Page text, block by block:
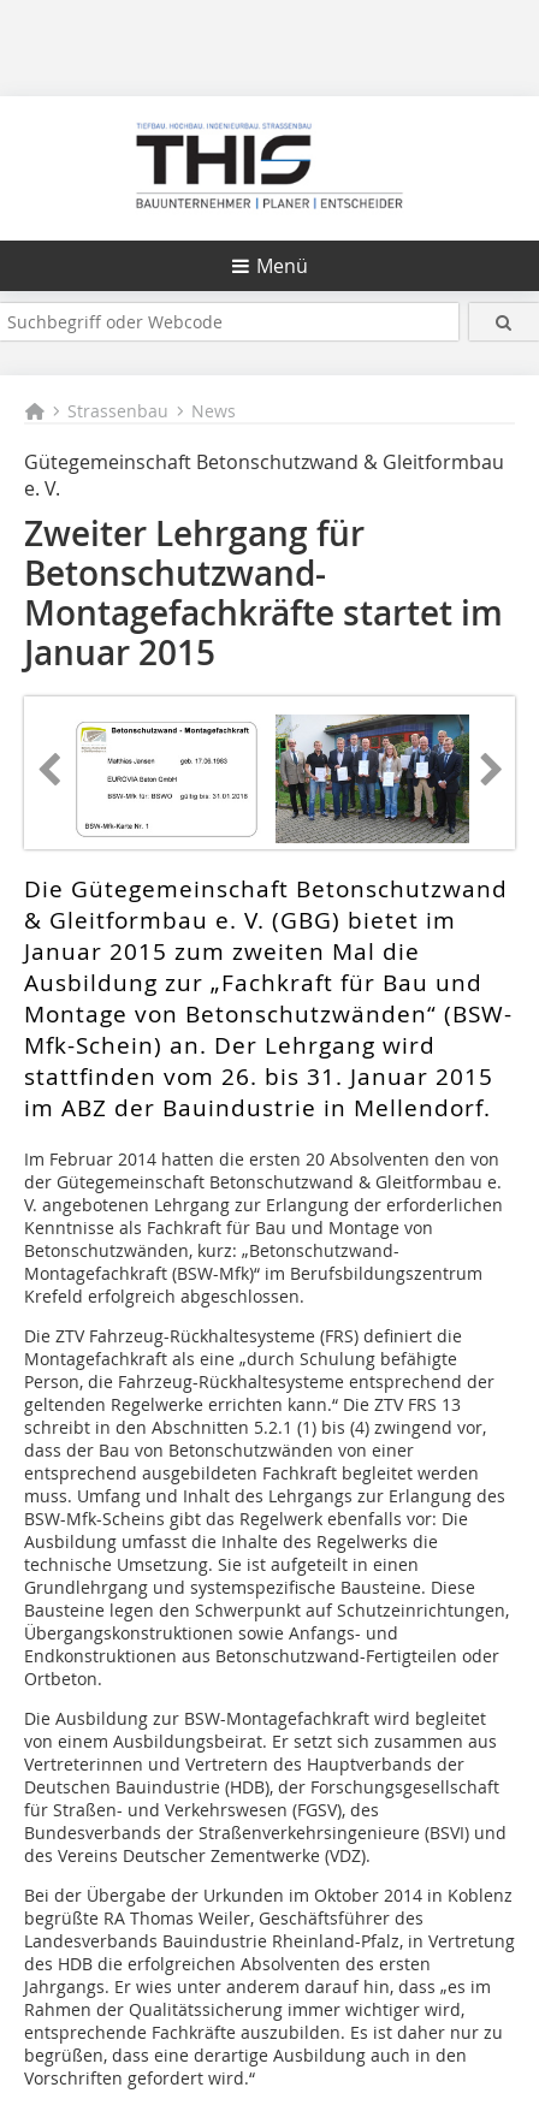
Menü
Strassenbau News
Gütegemeinschaft Betonschutzwand & Gleitformbau
e. V.
Zweiter Lehrgang für
Betonschutzwand-
Montagefachkräfte startet im
Januar 2015
Die Gütegemeinschaft Betonschutzwand
& Gleitformbau e. V. (GBG) bietet im
Januar 2015 zum zweiten Mal die
Ausbildung zur „Fachkraft für Bau und
Montage von Betonschutzwänden“ (BSW-
Mfk-Schein) an. Der Lehrgang wird
stattfinden vom 26. bis 31. Januar 2015
im ABZ der Bauindustrie in Mellendorf.
Im Februar 2014 hatten die ersten 20 Absolventen den von
der Gütegemeinschaft Betonschutzwand & Gleitformbau e.
V. angebotenen Lehrgang zur Erlangung der erforderlichen
Kenntnisse als Fachkraft für Bau und Montage von
Betonschutzwänden, kurz: „Betonschutzwand-
Montagefachkraft (BSW-Mfk)“ im Berufsbildungszentrum
Krefeld erfolgreich abgeschlossen.
Die ZTV Fahrzeug-Rückhaltesysteme (FRS) definiert die
Montagefachkraft als eine „durch Schulung befähigte
Person, die Fahrzeug-Rückhaltesysteme entsprechend der
geltenden Regelwerke errichten kann.“ Die ZTV FRS 13
schreibt in den Abschnitten 5.2.1 (1) bis (4) zwingend vor,
dass der Bau von Betonschutzwänden von einer
entsprechend ausgebildeten Fachkraft begleitet werden
muss. Umfang und Inhalt des Lehrgangs zur Erlangung des
BSW-Mfk-Scheins gibt das Regelwerk ebenfalls vor: Die
Ausbildung umfasst die Inhalte des Regelwerks die
technische Umsetzung. Sie ist aufgeteilt in einen
Grundlehrgang und systemspezifische Bausteine. Diese
Bausteine legen den Schwerpunkt auf Schutzeinrichtungen,
Übergangskonstruktionen sowie Anfangs- und
Endkonstruktionen aus Betonschutzwand-Fertigteilen oder
Ortbeton.
Die Ausbildung zur BSW-Montagefachkraft wird begleitet
von einem Ausbildungsbeirat. Er setzt sich zusammen aus
Vertreterinnen und Vertretern des Hauptverbands der
Deutschen Bauindustrie (HDB), der Forschungsgesellschaft
für Straßen- und Verkehrswesen (FGSV), des
Bundesverbands der Straßenverkehrsingenieure (BSVI) und
des Vereins Deutscher Zementwerke (VDZ).
Bei der Übergabe der Urkunden im Oktober 2014 in Koblenz
begrüßte RA Thomas Weiler, Geschäftsführer des
Landesverbands Bauindustrie Rheinland-Pfalz, in Vertretung
des HDB die erfolgreichen Absolventen des ersten
Jahrgangs. Er wies unter anderem darauf hin, dass „es im
Rahmen der Qualitätssicherung immer wichtiger wird,
entsprechende Fachkräfte auszubilden. Es ist daher nur zu
begrüßen, dass eine derartige Ausbildung auch in den
Vorschriften gefordert wird.“